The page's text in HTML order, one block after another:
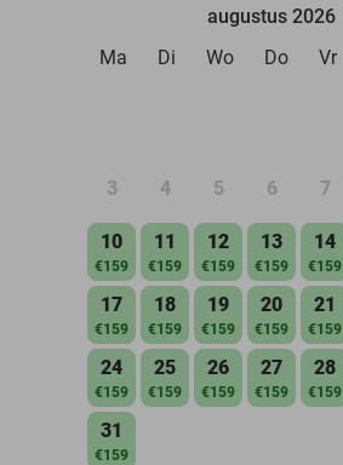
augustus 2026
Ma
Di Wo Do Vr
3 4 5 6 7
10
€159
11
€159
12
€159
13
€159
14
€159
17
€159
18
€159
19
€159
20
€159
21
€159
24
€159
25
€159
26
€159
27
€159
28
€159
31
€159